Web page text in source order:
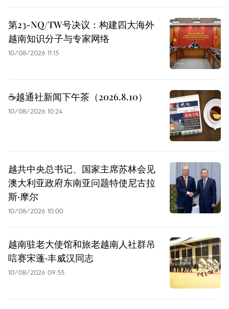
第23-NQ/TW号决议：构建四大海外
越南知识分子与专家网络
10/08/2026 11:15
☕️越通社新闻下午茶（2026.8.10）
10/08/2026 10:24
越共中央总书记、国家主席苏林会见
澳大利亚政府东南亚问题特使尼古拉
斯·摩尔
10/08/2026 10:00
越南驻老大使馆和旅老越南人社群吊
唁赛宋蓬·丰威汉同志
10/08/2026 09:55